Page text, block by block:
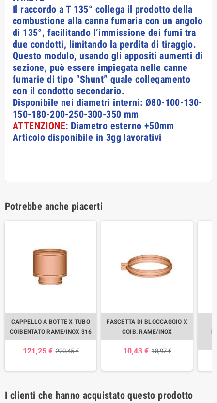
Il raccordo a T 135° collega il prodotto della
combustione alla canna fumaria con un angolo
di 135°, facilitando l’immissione dei fumi tra
due condotti, limitando la perdita di tiraggio.
Questo modulo, usando gli appositi aumenti di
sezione, può essere impiegata nelle canne
fumarie di tipo “Shunt” quale collegamento
con il condotto secondario.
Disponibile nei diametri interni: Ø80-100-130-
150-180-200-250-300-350 mm
ATTENZIONE: Diametro esterno +50mm
Articolo disponibile in 3gg lavorativi
Potrebbe anche piacerti
CAPPELLO A BOTTE X TUBO
COIBENTATO RAME/INOX 316
121,25 € 220,45 €
FASCETTA DI BLOCCAGGIO X
COIB. RAME/INOX
10,43 € 18,97 €
I clienti che hanno acquistato questo prodotto